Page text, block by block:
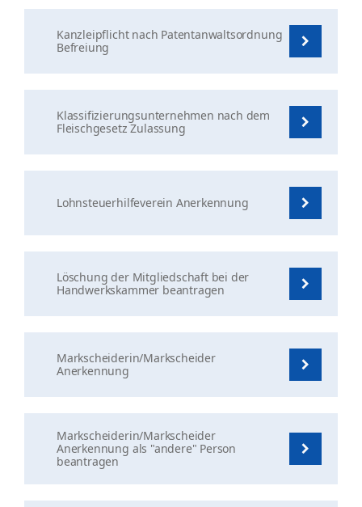
Kanzleipflicht nach Patentanwaltsordnung
Befreiung
Klassifizierungsunternehmen nach dem
Fleischgesetz Zulassung
Lohnsteuerhilfeverein Anerkennung
Löschung der Mitgliedschaft bei der
Handwerkskammer beantragen
Markscheiderin/Markscheider
Anerkennung
Markscheiderin/Markscheider
Anerkennung als "andere" Person
beantragen